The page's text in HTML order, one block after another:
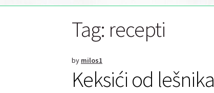
Tag: recepti
by milos1
Keksići od lešnika